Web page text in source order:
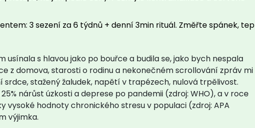
3 sezení za 6 týdnů + denní 3min rituál. Změřte spánek, tep
usínala s hlavou jako po bouřce a budila se, jako bych nespala
z domova, starosti o rodinu a nekonečném scrollování zpráv mi
srdce, stažený žaludek, napětí v trapézech, nulová trpělivost.
nárůst úzkosti a deprese po pandemii (zdroj: WHO), a v roce
vysoké hodnoty chronického stresu v populaci (zdroj: APA
výjimka.